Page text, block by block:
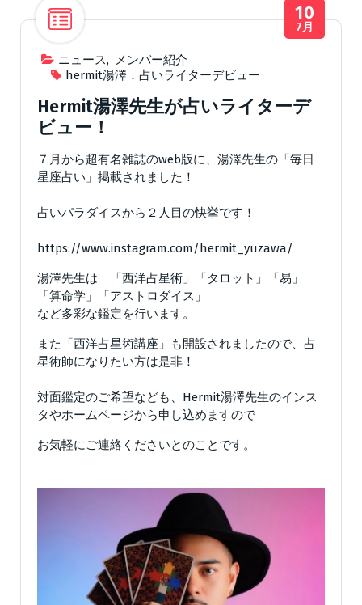
ニュース, メンバー紹介
hermit湯澤．占いライターデビュー
10
7月
Hermit湯澤先生が占いライターデ
ビュー！
７月から超有名雑誌のweb版に、湯澤先生の「毎日
星座占い」掲載されました！
占いパラダイスから２人目の快挙です！
https://www.instagram.com/hermit_yuzawa/
湯澤先生は 「西洋占星術」「タロット」「易」
「算命学」「アストロダイス」
など多彩な鑑定を行います。
また「西洋占星術講座」も開設されましたので、占
星術師になりたい方は是非！
対面鑑定のご希望なども、Hermit湯澤先生のインス
タやホームページから申し込めますので
お気軽にご連絡くださいとのことです。